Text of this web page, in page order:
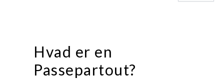
Hvad er en
Passepartout?